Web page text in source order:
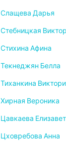
Слащева Дарья
Стебницкая
Стихина Афина
Текнеджян Белла
Тиханкина
Хирная Вероника
Цавкаева
Цховребова Анна